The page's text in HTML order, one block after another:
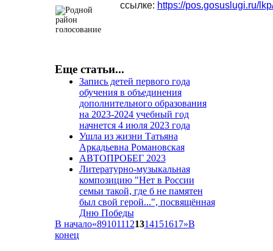
ссылке: https://pos.gosuslugi.ru/
Еще статьи...
Запись детей первого года
обучения в объединения
дополнительного образования
на 2023-2024 учебный год
начнется 4 июля 2023 года
Ушла из жизни Татьяна
Аркадьевна Романовская
АВТОПРОБЕГ 2023
Литературно-музыкальная
композицию "Нет в России
семьи такой, где б не памятен
был свой герой...", посвящённая
Дню Победы
В начало«891011121314151617»В
конец